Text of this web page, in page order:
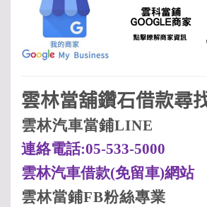
雲林當舖鑽石借款尋
雲林汽車當鋪LINE
連絡電話:05-533-5000
雲林汽車借款(免留車)網站
雲林當鋪FB粉絲專業